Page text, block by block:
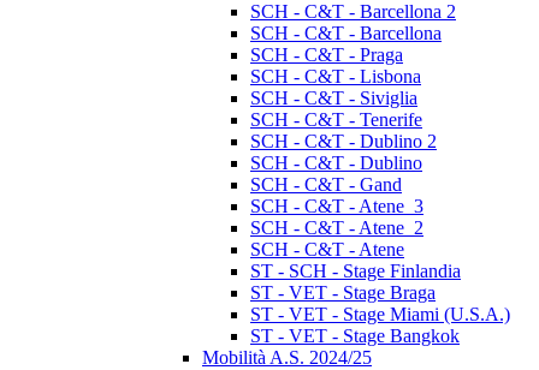
SCH - C&T - Barcellona 2
SCH - C&T - Barcellona
SCH - C&T - Praga
SCH - C&T - Lisbona
SCH - C&T - Siviglia
SCH - C&T - Tenerife
SCH - C&T - Dublino 2
SCH - C&T - Dublino
SCH - C&T - Gand
SCH - C&T - Atene_3
SCH - C&T - Atene_2
SCH - C&T - Atene
ST - SCH - Stage Finlandia
ST - VET - Stage Braga
ST - VET - Stage Miami (U.S.A.)
ST - VET - Stage Bangkok
Mobilità A.S. 2024/25